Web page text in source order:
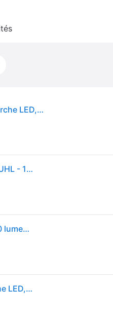
1175680 torche et lampe de poche Noir, Gris Lampe torche LED, Lampe de travail
Lampe led portable hl1000 a rechargeable - BRENNENSTUHL - 1175680
Brennenstuhl Lampe torche LED rechargeable, 1000+200 lumen (IP54)
1175680 torche et lampe de poche Noir, Gris Lampe torche LED, Lampe de travail